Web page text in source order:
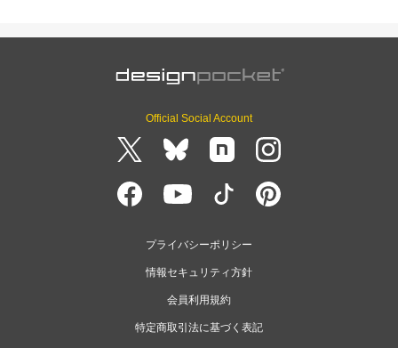
Official Social Account
プライバシーポリシー
情報セキュリティ方針
会員利用規約
特定商取引法に基づく表記